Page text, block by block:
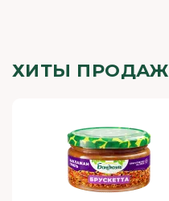
ХИТЫ ПРОДАЖ